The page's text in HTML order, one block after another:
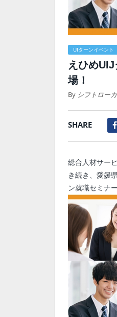
UIターンイベント
えひめ
場！
By シフトロー
SHARE
総合人材サー
き続き、愛媛
ン就職セミナ